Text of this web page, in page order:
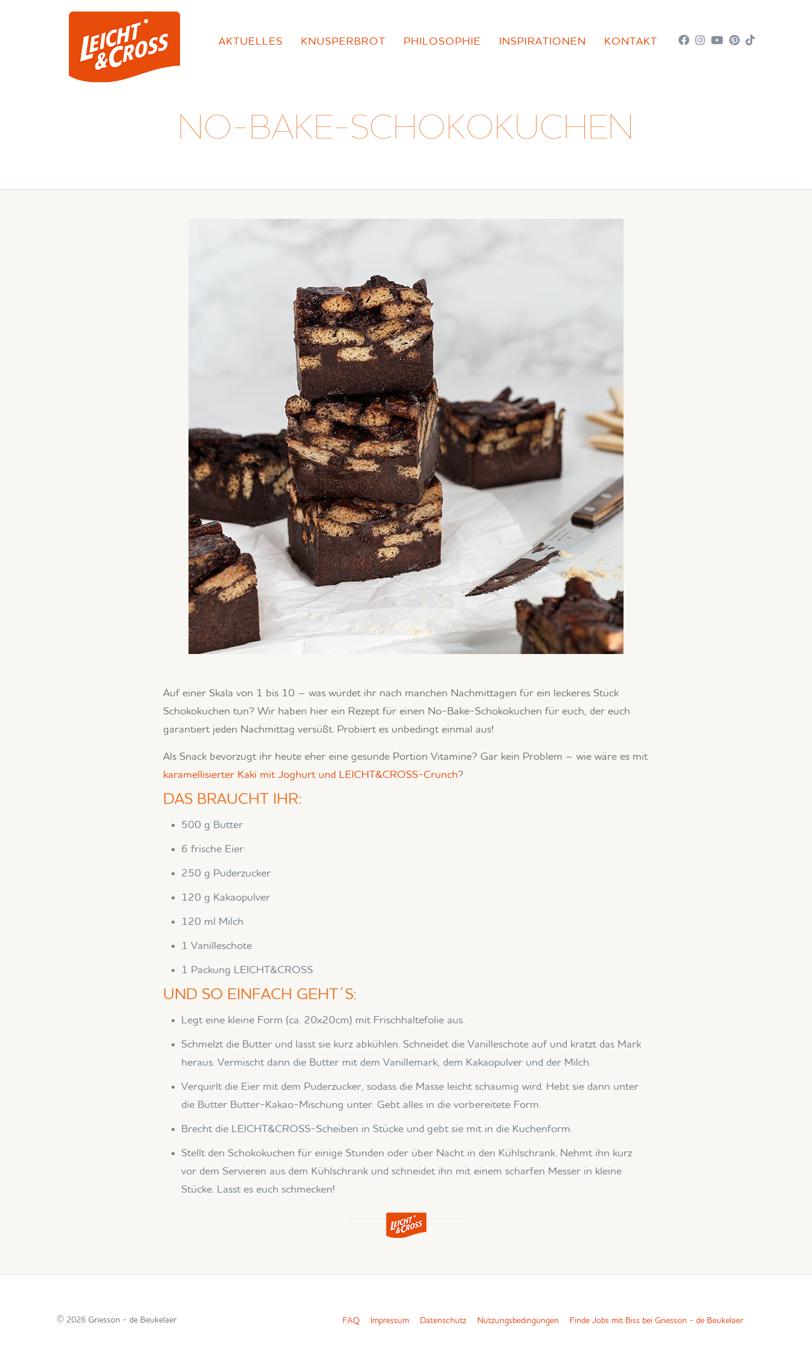
AKTUELLES KNUSPERBROT PHILOSOPHIE INSPIRATIONEN KONTAKT
NO-BAKE-SCHOKOKUCHEN
Auf einer Skala von 1 bis 10 – was würdet ihr nach manchen Nachmittagen für ein leckeres Stück
Schokokuchen tun? Wir haben hier ein Rezept für einen No-Bake-Schokokuchen für euch, der euch
garantiert jeden Nachmittag versüßt. Probiert es unbedingt einmal aus!
Als Snack bevorzugt ihr heute eher eine gesunde Portion Vitamine? Gar kein Problem – wie wäre es mit
karamellisierter Kaki mit Joghurt und LEICHT&CROSS-Crunch?
DAS BRAUCHT IHR:
500 g Butter
6 frische Eier
250 g Puderzucker
120 g Kakaopulver
120 ml Milch
1 Vanilleschote
1 Packung LEICHT&CROSS
UND SO EINFACH GEHT´S:
Legt eine kleine Form (ca. 20x20cm) mit Frischhaltefolie aus.
Schmelzt die Butter und lasst sie kurz abkühlen. Schneidet die Vanilleschote auf und kratzt das Mark
heraus. Vermischt dann die Butter mit dem Vanillemark, dem Kakaopulver und der Milch.
Verquirlt die Eier mit dem Puderzucker, sodass die Masse leicht schaumig wird. Hebt sie dann unter
die Butter Butter-Kakao-Mischung unter. Gebt alles in die vorbereitete Form.
Brecht die LEICHT&CROSS-Scheiben in Stücke und gebt sie mit in die Kuchenform.
Stellt den Schokokuchen für einige Stunden oder über Nacht in den Kühlschrank. Nehmt ihn kurz
vor dem Servieren aus dem Kühlschrank und schneidet ihn mit einem scharfen Messer in kleine
Stücke. Lasst es euch schmecken!
© 2026 Griesson - de Beukelaer FAQ Impressum Datenschutz Nutzungsbedingungen Finde Jobs mit Biss bei Griesson -de Beukelaer